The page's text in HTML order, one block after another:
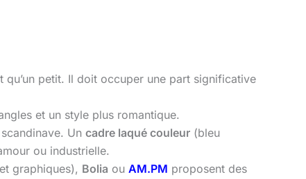
petit. Il doit occuper une part significative
et un style plus romantique.
Un cadre laqué couleur (bleu
ou industrielle.
graphiques), Bolia ou AM.PM proposent des